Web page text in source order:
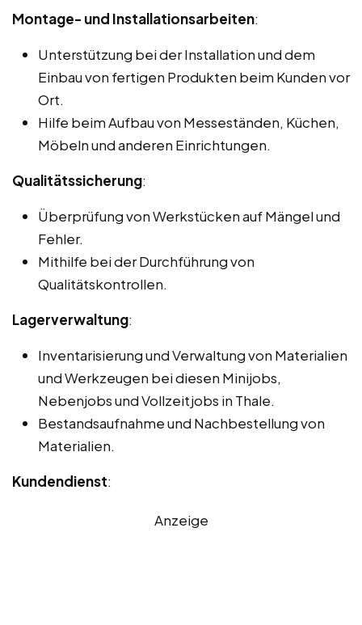
Montage- und Installationsarbeiten:
Unterstützung bei der Installation und dem
Einbau von fertigen Produkten beim Kunden vor
Ort.
Hilfe beim Aufbau von Messeständen, Küchen,
Möbeln und anderen Einrichtungen.
Qualitätssicherung:
Überprüfung von Werkstücken auf Mängel und
Fehler.
Mithilfe bei der Durchführung von
Qualitätskontrollen.
Lagerverwaltung:
Inventarisierung und Verwaltung von Materialien
und Werkzeugen bei diesen Minijobs,
Nebenjobs und Vollzeitjobs in Thale.
Bestandsaufnahme und Nachbestellung von
Materialien.
Kundendienst:
Anzeige